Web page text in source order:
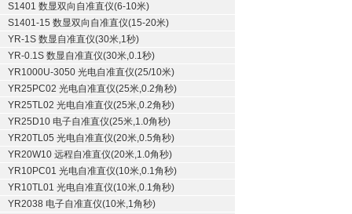
S1401 数显双向自准直仪(6-10米)
S1401-15 数显双向自准直仪(15-20米)
YR-1S 数显自准直仪(30米,1秒)
YR-0.1S 数显自准直仪(30米,0.1秒)
YR1000U-3050 光电自准直仪(25/10米)
YR25PC02 光电自准直仪(25米,0.2角秒)
YR25TL02 光电自准直仪(25米,0.2角秒)
YR25D10 电子自准直仪(25米,1.0角秒)
YR20TL05 光电自准直仪(20米,0.5角秒)
YR20W10 远程自准直仪(20米,1.0角秒)
YR10PC01 光电自准直仪(10米,0.1角秒)
YR10TL01 光电自准直仪(10米,0.1角秒)
YR2038 电子自准直仪(10米,1角秒)